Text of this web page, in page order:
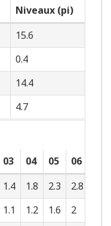
Niveaux (pi)
15.6
0.4
14.4
4.7
03 04 05 06
1.4 1.8 2.3 2.8
1.1 1.2 1.6 2